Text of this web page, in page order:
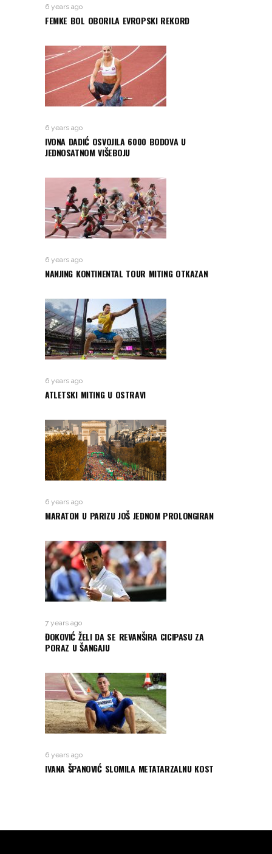
6 years ago
FEMKE BOL OBORILA EVROPSKI REKORD
6 years ago
IVONA DADIĆ OSVOJILA 6000 BODOVA U
JEDNOSATNOM VIŠEBOJU
6 years ago
NANJING KONTINENTAL TOUR MITING OTKAZAN
6 years ago
ATLETSKI MITING U OSTRAVI
6 years ago
MARATON U PARIZU JOŠ JEDNOM PROLONGIRAN
7 years ago
ĐOKOVIĆ ŽELI DA SE REVANŠIRA CICIPASU ZA
PORAZ U ŠANGAJU
6 years ago
IVANA ŠPANOVIĆ SLOMILA METATARZALNU KOST